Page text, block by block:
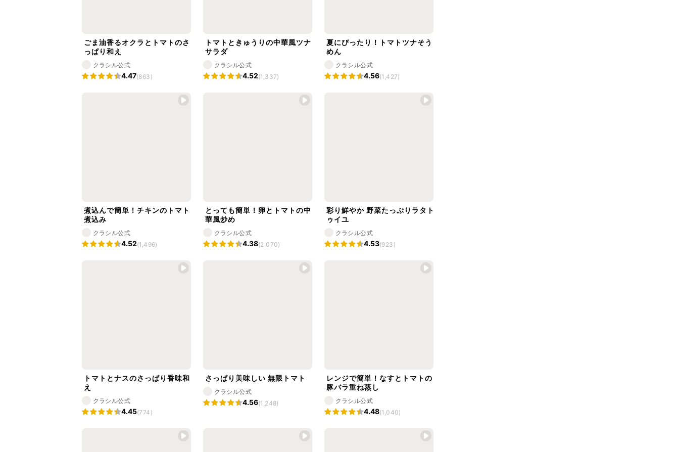
ごま油香るオクラとトマトのさ
っぱり和え
クラシル公式
4.47(863)
トマトときゅうりの中華風ツナ
サラダ
クラシル公式
4.52(1,337)
夏にぴったり！トマトツナそう
めん
クラシル公式
4.56(1,427)
煮込んで簡単！チキンのトマト
煮込み
クラシル公式
4.52(1,496)
とっても簡単！卵とトマトの中
華風炒め
クラシル公式
4.38(2,070)
彩り鮮やか 野菜たっぷりラタト
ゥイユ
クラシル公式
4.53(923)
トマトとナスのさっぱり香味和
え
クラシル公式
4.45(774)
さっぱり美味しい 無限トマト
クラシル公式
4.56(1,248)
レンジで簡単！なすとトマトの
豚バラ重ね蒸し
クラシル公式
4.48(1,040)